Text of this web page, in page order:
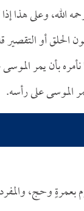
الله، وعلى هذا
الحلق أو
بأن يمر
الموسى على رأسه.
بعمرةٍ وحج،